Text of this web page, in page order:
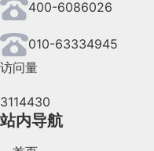
2024年7月(107)
2024年6月(63)
2024年4月(44)
400-6086026
010-63334945
访问量
3114430
站内导航